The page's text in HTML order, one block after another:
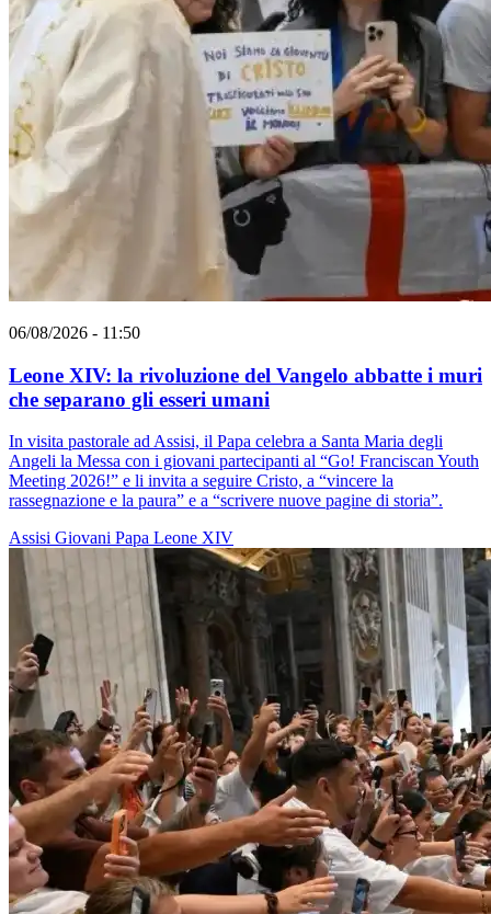
06/08/2026 - 11:50
Leone XIV: la rivoluzione del Vangelo abbatte i muri
che separano gli esseri umani
In visita pastorale ad Assisi, il Papa celebra a Santa Maria degli
Angeli la Messa con i giovani partecipanti al “Go! Franciscan Youth
Meeting 2026!” e li invita a seguire Cristo, a “vincere la
rassegnazione e la paura” e a “scrivere nuove pagine di storia”.
Assisi Giovani Papa Leone XIV